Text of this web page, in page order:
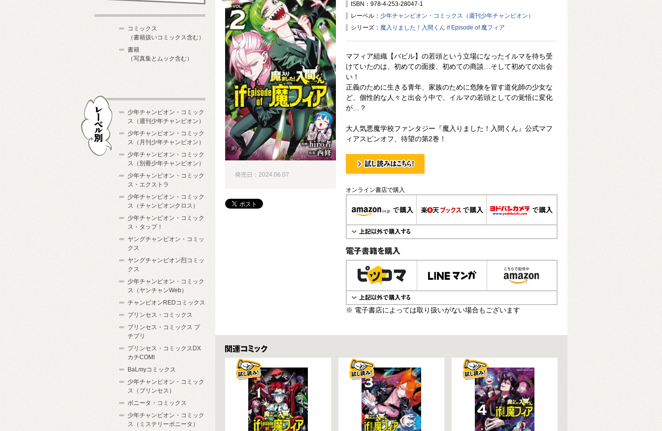
ISBN：978-4-253-28047-1
レーベル： 少年チャンピオン・コミックス（週刊少年チャンピオン）
シリーズ： 魔入りました！入間くん if Episode of 魔フィア
マフィア組織【バビル】の若頭という立場になったイルマを待ち受
けていたのは、初めての面接、初めての商談…そして初めての出会
い！
正義のために生きる青年、家族のために危険を冒す道化師の少女な
ど、個性的な人々と出会う中で、イルマの若頭としての覚悟に変化
が…？
大人気悪魔学校ファンタジー『魔入りました！入間くん』公式マフ
ィアスピンオフ、待望の第2巻！
試し読み！
オンライン書店で購入
電子書籍で購入
※ 電子書店によっては取り扱いがない場合もございます
発売日：2024.06.07
関連コミックス
コミックス
（書籍扱いコミックス含む）
書籍
（写真集とムック含む）
少年チャンピオン・コミック
ス（週刊少年チャンピオン）
少年チャンピオン・コミック
ス（月刊少年チャンピオン）
少年チャンピオン・コミック
ス（別冊少年チャンピオン）
少年チャンピオン・コミック
ス・エクストラ
少年チャンピオン・コミック
ス（チャンピオンクロス）
少年チャンピオン・コミック
ス・タップ！
ヤングチャンピオン・コミッ
クス
ヤングチャンピオン烈コミッ
クス
少年チャンピオン・コミック
ス（ヤンチャンWeb）
チャンピオンREDコミックス
プリンセス・コミックス
プリンセス・コミックス プ
チプリ
プリンセス・コミックスDX
カチCOMI
BaLmyコミックス
少年チャンピオン・コミック
ス（プリンセス）
ボニータ・コミックス
少年チャンピオン・コミック
ス（ミステリーボニータ）